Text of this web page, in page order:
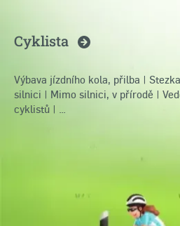
Cyklista
Výbava jízdního kola, přilba |
silnici | Mimo silnici, v přírodě |
cyklistů | …